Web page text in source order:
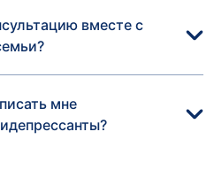
вместе с
мне